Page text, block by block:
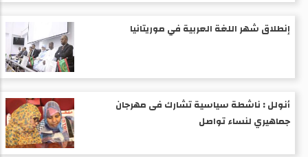
إنطلاق شهر اللغة العربية في موريتانيا
أنولل : ناشطة سياسية تشارك فى مهرجان
جماهيري لنساء تواصل